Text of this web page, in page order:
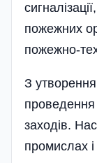
пожежних
пожежно-
З
проведення
заходів.
промислах